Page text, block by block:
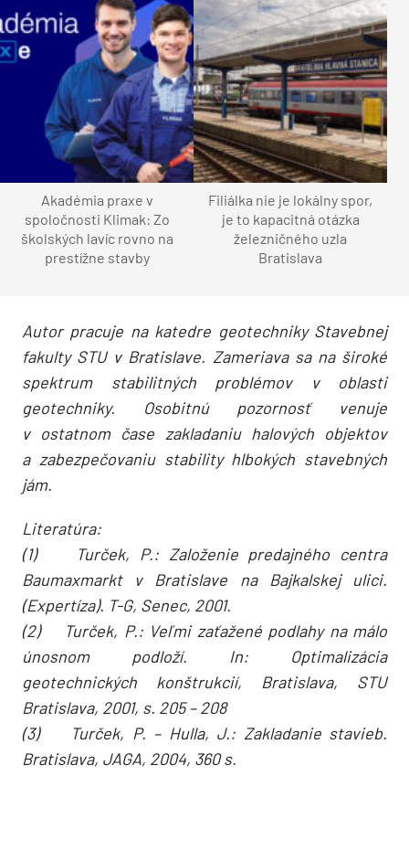
Akadémia praxe v
spoločnosti Klimak: Zo
školských lavíc rovno na
prestížne stavby
Filiálka nie je lokálny spor,
je to kapacitná otázka
železničného uzla
Bratislava
Autor pracuje na katedre geotechniky Stavebnej
fakulty STU v Bratislave. Zameriava sa na široké
spektrum stabilitných problémov v oblasti
geotechniky. Osobitnú pozornosť venuje
v ostatnom čase zakladaniu halových objektov
a zabezpečovaniu stability hlbokých stavebných
jám.
Literatúra:
(1) Turček, P.: Založenie predajného centra
Baumaxmarkt v Bratislave na Bajkalskej ulici.
(Expertíza). T-G, Senec, 2001.
(2) Turček, P.: Veľmi zaťažené podlahy na málo
únosnom podloží. In: Optimalizácia
geotechnických konštrukcií, Bratislava, STU
Bratislava, 2001, s. 205 – 208
(3) Turček, P. – Hulla, J.: Zakladanie stavieb.
Bratislava, JAGA, 2004, 360 s.